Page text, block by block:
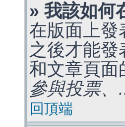
» 我該如何
在版面上發
之後才能
和文章頁
參與投票、
回頂端